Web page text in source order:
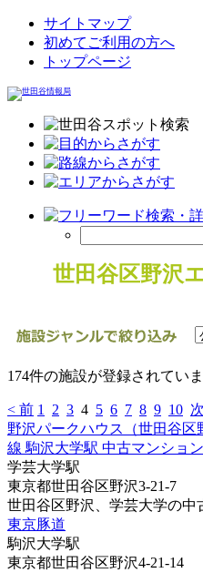
サイトマップ
初めてご利用の方へ
トップページ
世田谷区野沢
174件の施設が登録されていま
< 前 1 2 3 4 5 6 7 8 9 10
野沢パークハウス（世田谷
線 駒沢大学駅 中古マンション
学芸大学駅
東京都世田谷区野沢3-21-7
世田谷区野沢、学芸大学の中
東京豚道
駒沢大学駅
東京都世田谷区野沢4-21-14